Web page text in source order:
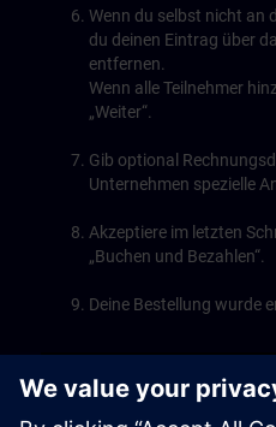
Wenn du selbst nicht an
du deinen Eintrag über
entfernen.
Wenn alle Teilnehmer
„Weiter“.
Gib optional
Unternehmen spezielle
Akzeptiere im letzten
„Buchen und Bezahlen“.
Deine Bestellung wurde